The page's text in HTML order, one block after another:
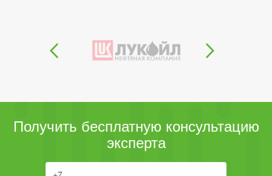
Получить бесплатную консультацию
эксперта